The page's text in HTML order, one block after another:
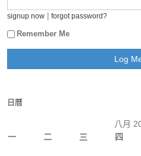
signup now forgot password?
Remember Me
日曆
八月
一
二 三 四